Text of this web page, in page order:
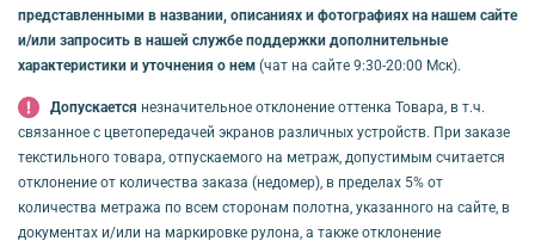
представленными в названии, описаниях и фотографиях на нашем сайте
и/или запросить в нашей службе поддержки дополнительные
характеристики и уточнения о нем (чат на сайте 9:30-20:00 Мск).
Допускается незначительное отклонение оттенка Товара, в т.ч.
связанное с цветопередачей экранов различных устройств. При заказе
текстильного товара, отпускаемого на метраж, допустимым считается
отклонение от количества заказа (недомер), в пределах 5% от
количества метража по всем сторонам полотна, указанного на сайте, в
документах и/или на маркировке рулона, а также отклонение